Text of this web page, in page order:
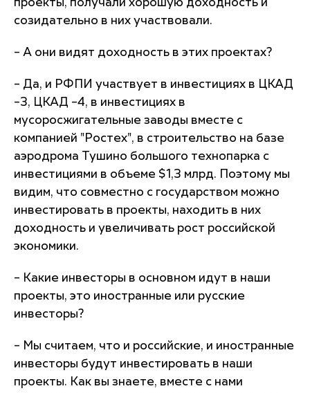
проекты, получали хорошую доходность и
созидательно в них участвовали.
– А они видят доходность в этих проектах?
– Да, и РФПИ участвует в инвестициях в ЦКАД
–3, ЦКАД –4, в инвестициях в
мусоросжигательные заводы вместе с
компанией "Ростех", в строительство на базе
аэродрома Тушино большого технопарка с
инвестициями в объеме $1,3 млрд. Поэтому мы
видим, что совместно с государством можно
инвестировать в проекты, находить в них
доходность и увеличивать рост российской
экономики.
– Какие инвесторы в основном идут в наши
проекты, это иностранные или русские
инвесторы?
– Мы считаем, что и российские, и иностранные
инвесторы будут инвестировать в наши
проекты. Как вы знаете, вместе с нами